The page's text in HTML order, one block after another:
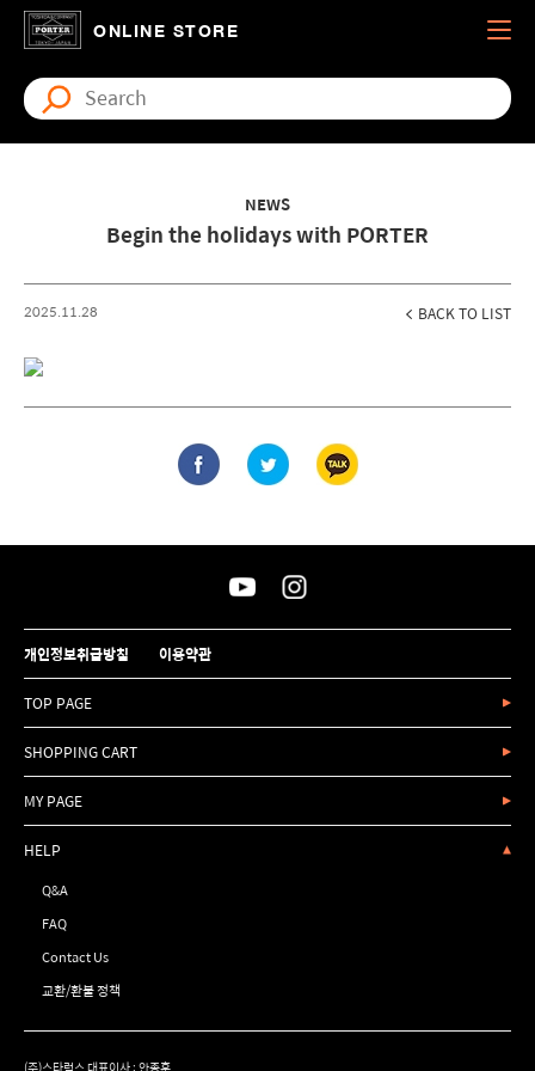
ONLINE STORE
NEWS
Begin the holidays with PORTER
2025.11.28 BACK TO LIST
개인정보취급방침 이용약관
TOP PAGE
SHOPPING CART
MY PAGE
HELP
Q&A
FAQ
Contact Us
교환/환불 정책